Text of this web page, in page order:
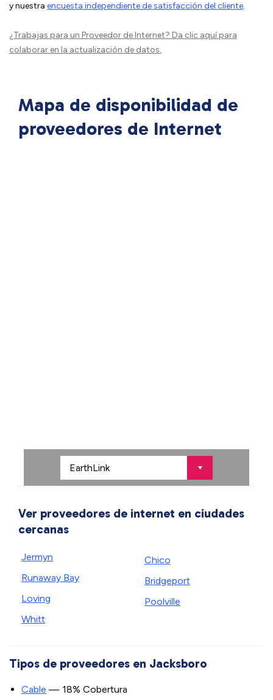
y nuestra encuesta independiente de satisfacción del cliente.
¿Trabajas para un Proveedor de Internet? Da clic aquípara
colaborar en la actualización de datos.
Mapa de disponibilidad de
proveedores de Internet
Ver proveedores de internet en ciudades
cercanas
Jermyn
Runaway Bay
Loving
Whitt
Chico
Bridgeport
Poolville
Tipos de proveedores en Jacksboro
Cable — 18% Cobertura